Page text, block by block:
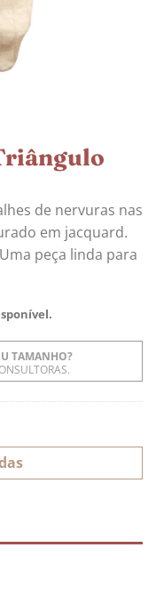
de nervuras nas
em jacquard.
peça linda para
TAMANHO?